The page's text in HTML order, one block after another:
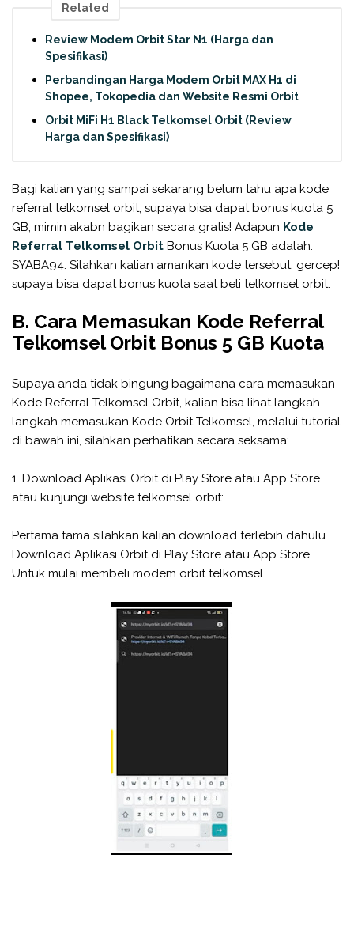
Related
Review Modem Orbit Star N1 (Harga dan
Spesifikasi)
Perbandingan Harga Modem Orbit MAX H1 di
Shopee, Tokopedia dan Website Resmi Orbit
Orbit MiFi H1 Black Telkomsel Orbit (Review
Harga dan Spesifikasi)
Bagi kalian yang sampai sekarang belum tahu apa kode
referral telkomsel orbit, supaya bisa dapat bonus kuota 5
GB, mimin akabn bagikan secara gratis! Adapun Kode
Referral Telkomsel Orbit Bonus Kuota 5 GB adalah:
SYABA94. Silahkan kalian amankan kode tersebut, gercep!
supaya bisa dapat bonus kuota saat beli telkomsel orbit.
B. Cara Memasukan Kode Referral
Telkomsel Orbit Bonus 5 GB Kuota
Supaya anda tidak bingung bagaimana cara memasukan
Kode Referral Telkomsel Orbit, kalian bisa lihat langkah-
langkah memasukan Kode Orbit Telkomsel, melalui tutorial
di bawah ini, silahkan perhatikan secara seksama:
1. Download Aplikasi Orbit di Play Store atau App Store
atau kunjungi website telkomsel orbit:
Pertama tama silahkan kalian download terlebih dahulu
Download Aplikasi Orbit di Play Store atau App Store.
Untuk mulai membeli modem orbit telkomsel.